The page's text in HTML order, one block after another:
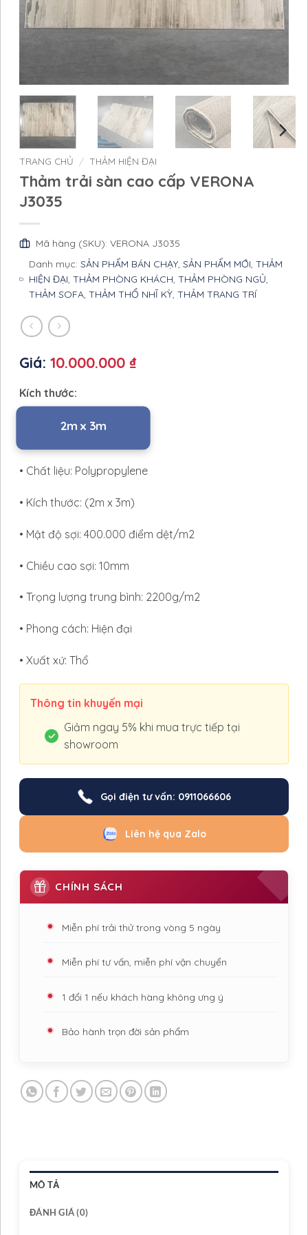
TRANG CHỦ / THẢM HIỆN ĐẠI
Thảm trải sàn cao cấp VERONA
J3035
Mã hàng (SKU): VERONA J3035
Danh mục: SẢN PHẨM BÁN CHẠY, SẢN PHẨM MỚI, THẢM
HIỆN ĐẠI, THẢM PHÒNG KHÁCH, THẢM PHÒNG NGỦ,
THẢM SOFA, THẢM THỔ NHĨ KỲ, THẢM TRANG TRÍ
Giá: 10.000.000 ₫
Kích thước:
2m x 3m
• Chất liệu: Polypropylene
• Kích thước: (2m x 3m)
• Mật độ sợi: 400.000 điểm dệt/m2
• Chiều cao sợi: 10mm
• Trọng lượng trung bình: 2200g/m2
• Phong cách: Hiện đại
• Xuất xứ: Thổ
Thông tin khuyến mại
Giảm ngay 5% khi mua trực tiếp tại
showroom
Gọi điện tư vấn: 0911066606
Liên hệ qua Zalo
CHÍNH SÁCH
Miễn phí trải thử trong vòng 5 ngày
Miễn phí tư vấn, miễn phí vận chuyển
1 đổi 1 nếu khách hàng không ưng ý
Bảo hành trọn đời sản phẩm
MÔ TẢ
ĐÁNH GIÁ (0)